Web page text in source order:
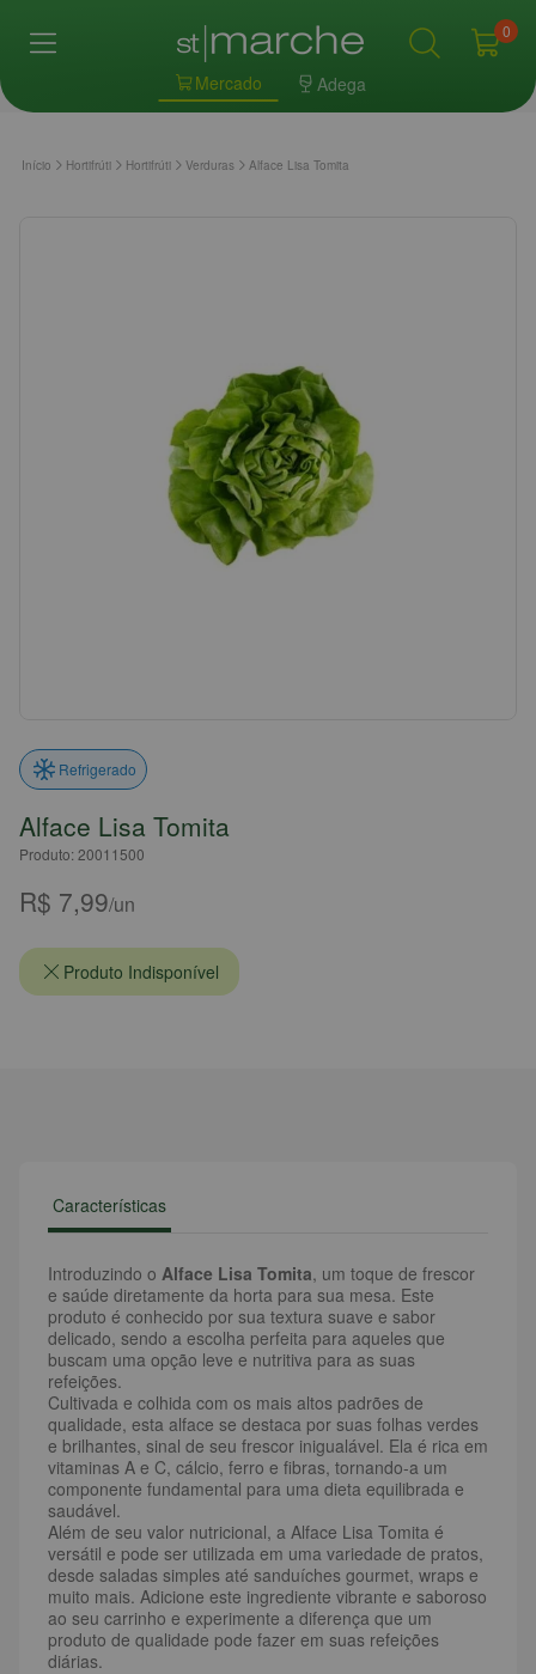
Mercado Adega
0
Início Hortifrúti Hortifrúti Verduras Alface Lisa Tomita
Refrigerado
Alface Lisa Tomita
Produto: 20011500
R$ 7,99/un
Produto Indisponível
Características
Introduzindo o Alface Lisa Tomita, um toque de frescor
e saúde diretamente da horta para sua mesa. Este
produto é conhecido por sua textura suave e sabor
delicado, sendo a escolha perfeita para aqueles que
buscam uma opção leve e nutritiva para as suas
refeições.
Cultivada e colhida com os mais altos padrões de
qualidade, esta alface se destaca por suas folhas verdes
e brilhantes, sinal de seu frescor inigualável. Ela é rica em
vitaminas A e C, cálcio, ferro e fibras, tornando-a um
componente fundamental para uma dieta equilibrada e
saudável.
Além de seu valor nutricional, a Alface Lisa Tomita é
versátil e pode ser utilizada em uma variedade de pratos,
desde saladas simples até sanduíches gourmet, wraps e
muito mais. Adicione este ingrediente vibrante e saboroso
ao seu carrinho e experimente a diferença que um
produto de qualidade pode fazer em suas refeições
diárias.